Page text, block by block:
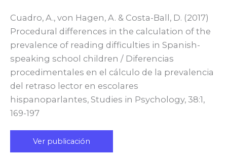
Cuadro, A., von Hagen, A. & Costa-Ball, D. (2017)
Procedural differences in the calculation of the
prevalence of reading difficulties in Spanish-
speaking school children / Diferencias
procedimentales en el cálculo de la prevalencia
del retraso lector en escolares
hispanoparlantes, Studies in Psychology, 38:1,
169-197
Ver publicación